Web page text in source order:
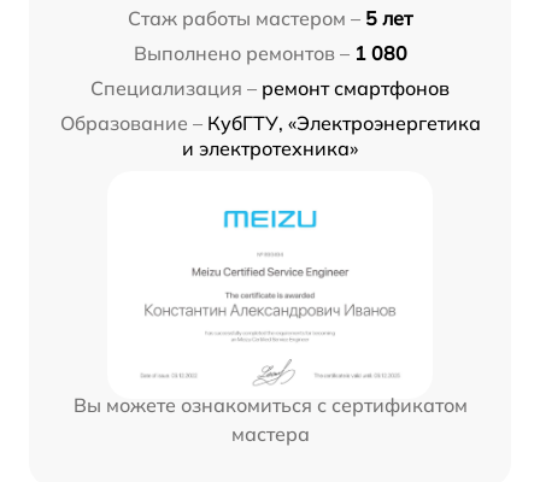
Стаж работы мастером – 5 лет
Выполнено ремонтов – 1 080
Специализация – ремонт смартфонов
Образование – КубГТУ, «Электроэнергетика
и электротехника»
Вы можете ознакомиться с сертификатом
мастера